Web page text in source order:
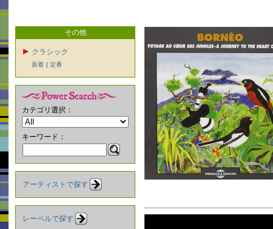
その他
クラシック
新着 ｜ 定番
カテゴリ選択：
キーワード：
アーティストで探す
レーベルで探す